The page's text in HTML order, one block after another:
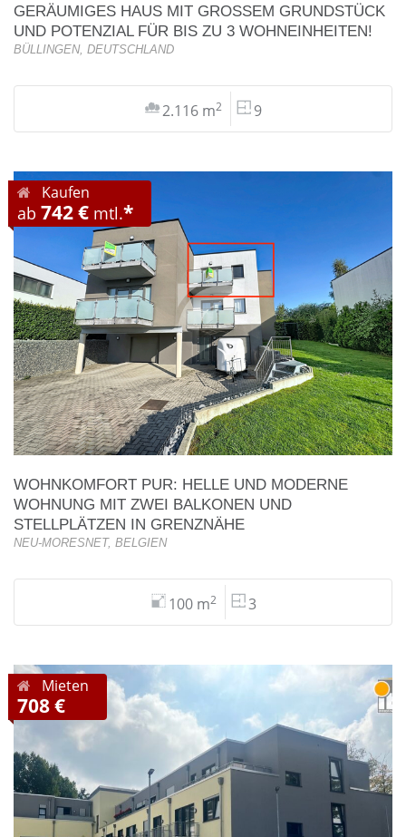
GERÄUMIGES HAUS MIT GROSSEM GRUNDSTÜCK U
ND POTENZIAL FÜR BIS ZU 3 WOHNEINHEITEN!
BÜLLINGEN, DEUTSCHLAND
2.116 m2 9
Kaufen
ab 742 € mtl.*
WOHNKOMFORT PUR: HELLE UND MODERNE
WOHNUNG MIT ZWEI BALKONEN UND
STELLPLÄTZEN IN GRENZNÄHE
NEU-MORESNET, BELGIEN
100 m2 3
Mieten
708 €